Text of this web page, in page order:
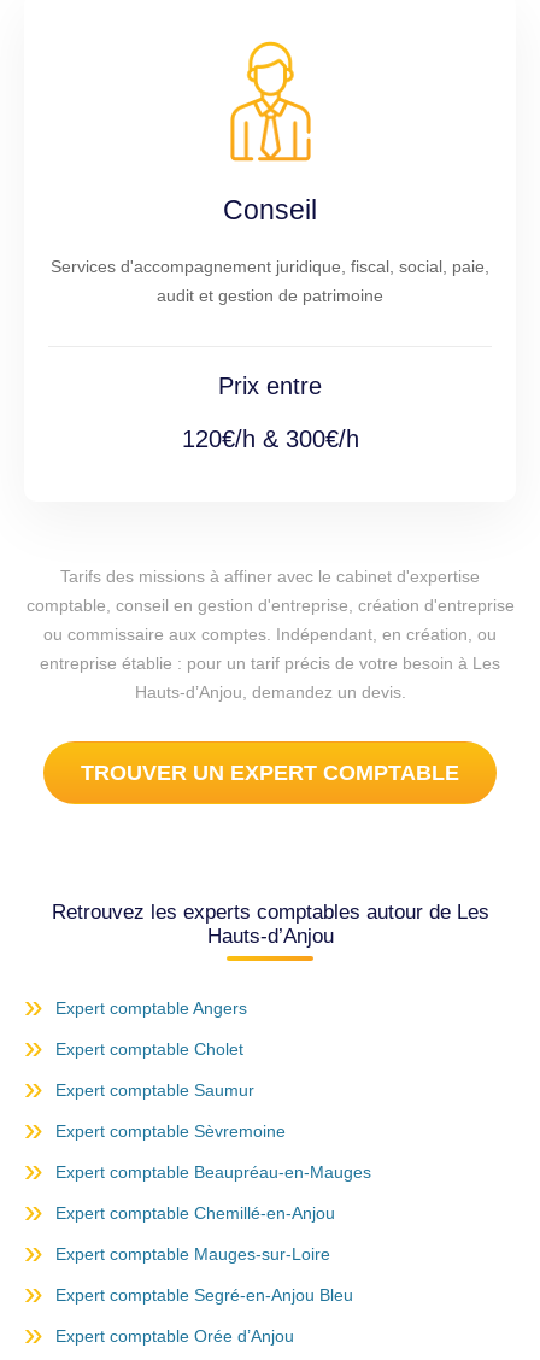
Conseil
Services d'accompagnement juridique, fiscal, social, paie,
audit et gestion de patrimoine
Prix entre
120€/h & 300€/h
Tarifs des missions à affiner avec le cabinet d'expertise
comptable, conseil en gestion d'entreprise, création d'entreprise
ou commissaire aux comptes. Indépendant, en création, ou
entreprise établie : pour un tarif précis de votre besoin à Les
Hauts-d’Anjou, demandez un devis.
TROUVER UN EXPERT COMPTABLE
Retrouvez les experts comptables autour de Les
Hauts-d’Anjou
Expert comptable Angers
Expert comptable Cholet
Expert comptable Saumur
Expert comptable Sèvremoine
Expert comptable Beaupréau-en-Mauges
Expert comptable Chemillé-en-Anjou
Expert comptable Mauges-sur-Loire
Expert comptable Segré-en-Anjou Bleu
Expert comptable Orée d’Anjou